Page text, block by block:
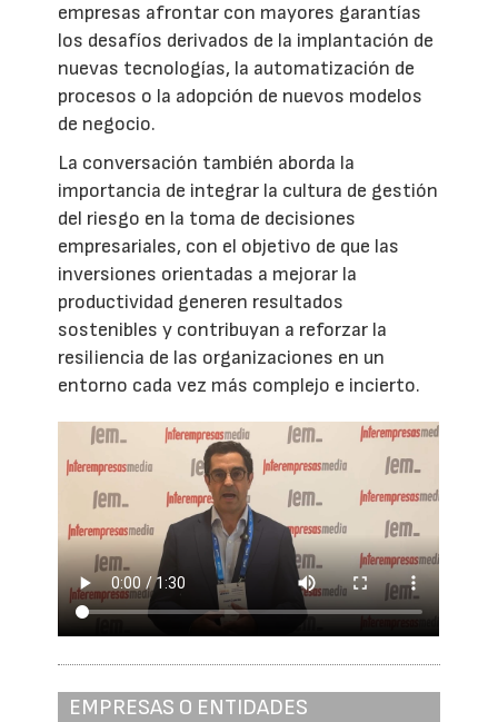
empresas afrontar con mayores garantías
los desafíos derivados de la implantación de
nuevas tecnologías, la automatización de
procesos o la adopción de nuevos modelos
de negocio.
La conversación también aborda la
importancia de integrar la cultura de gestión
del riesgo en la toma de decisiones
empresariales, con el objetivo de que las
inversiones orientadas a mejorar la
productividad generen resultados
sostenibles y contribuyan a reforzar la
resiliencia de las organizaciones en un
entorno cada vez más complejo e incierto.
EMPRESAS O ENTIDADES